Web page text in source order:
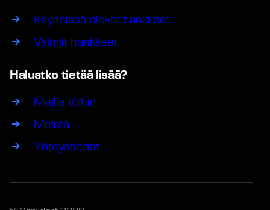
Käynnissä olevat hankkeet
Valmiit hankkeet
Haluatko tietää lisää?
Meille töihin
Meistä
Yhteystiedot